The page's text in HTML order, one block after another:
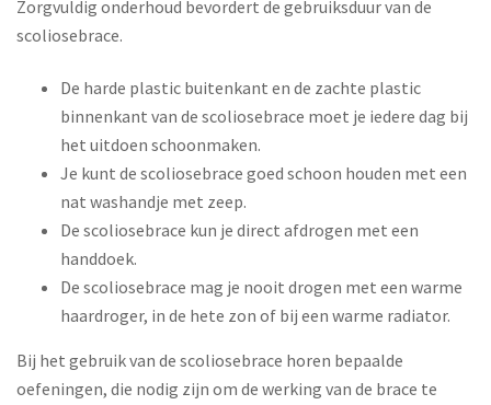
Zorgvuldig onderhoud bevordert de gebruiksduur van de
scoliosebrace.
De harde plastic buitenkant en de zachte plastic
binnenkant van de scoliosebrace moet je iedere dag bij
het uitdoen schoonmaken.
Je kunt de scoliosebrace goed schoon houden met een
nat washandje met zeep.
De scoliosebrace kun je direct afdrogen met een
handdoek.
De scoliosebrace mag je nooit drogen met een warme
haardroger, in de hete zon of bij een warme radiator.
Bij het gebruik van de scoliosebrace horen bepaalde
oefeningen, die nodig zijn om de werking van de brace te